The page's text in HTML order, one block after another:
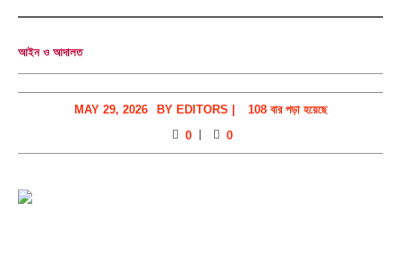
আইন ও আদালত
MAY 29, 2026 BY EDITORS
108 বার পড়া হয়েছে
0
0